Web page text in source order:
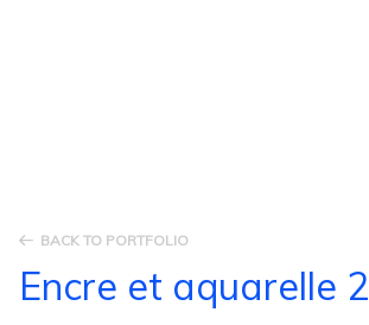
BACK TO PORTFOLIO
Encre et aquarelle 2